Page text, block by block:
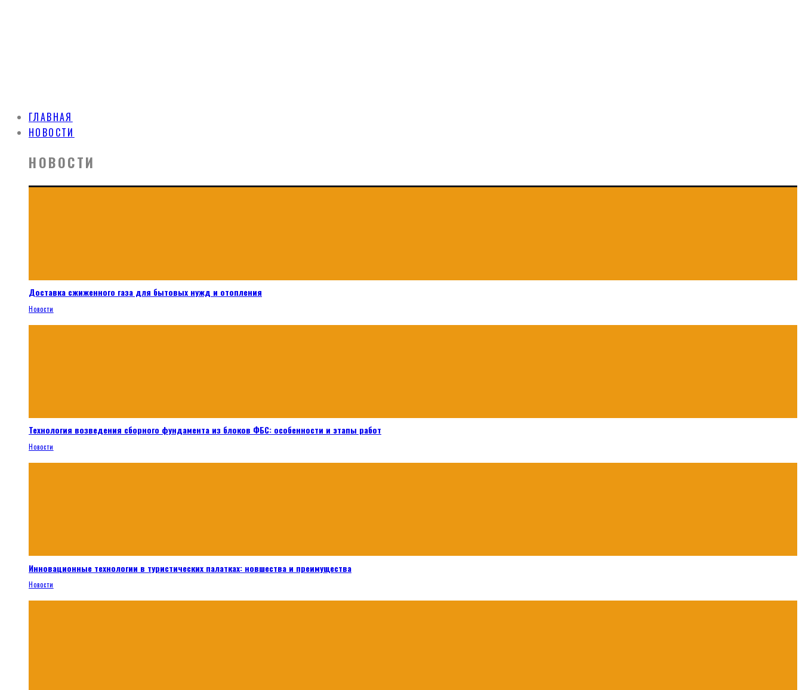
ГЛАВНАЯ
НОВОСТИ
НОВОСТИ
Доставка сжиженного газа для бытовых нужд и отопления
Новости
Технология возведения сборного фундамента из блоков ФБС: особенности и этапы работ
Новости
Инновационные технологии в туристических палатках: новшества и преимущества
Новости